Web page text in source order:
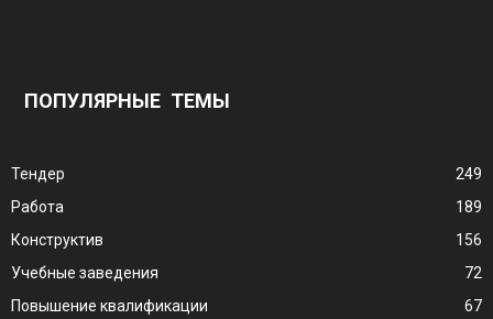
ПОПУЛЯРНЫЕ ТЕМЫ
Тендер
249
Работа
189
Конструктив
156
Учебные заведения
72
Повышение квалификации
67